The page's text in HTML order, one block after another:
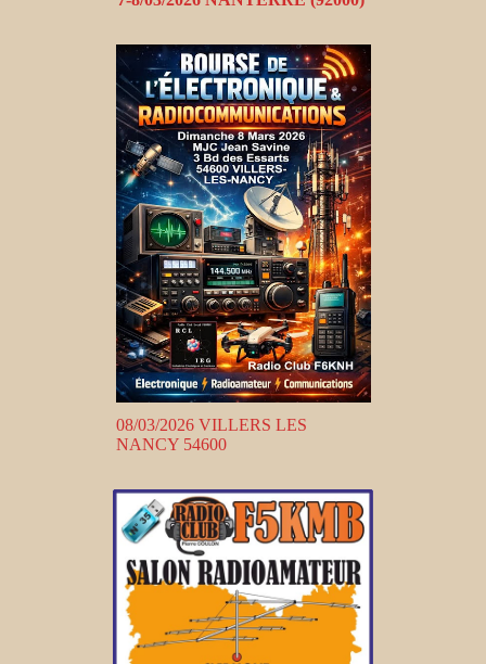
08/03/2026 VILLERS LES
NANCY 54600